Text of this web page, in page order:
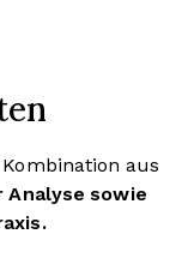
aus
sowie